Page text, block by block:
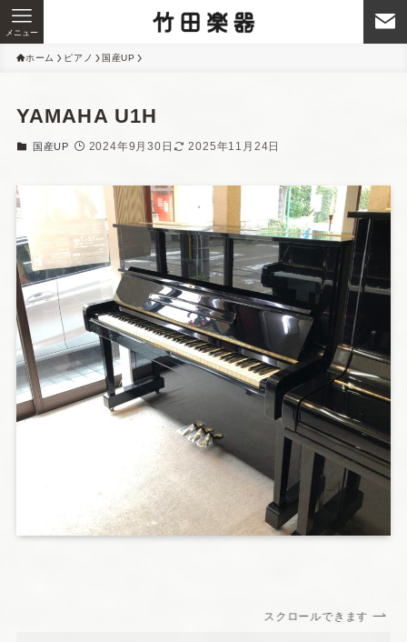
メニュー
ホーム ピアノ 国産UP
YAMAHA U1H
国産UP 2024年9月30日 2025年11月24日
スクロールできます